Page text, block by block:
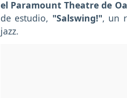
el Paramount Theatre de
de estudio, "Salswing!", un
jazz.